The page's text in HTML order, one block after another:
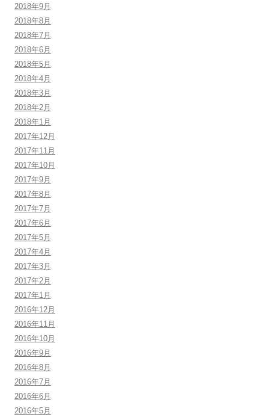
2018年9月
2018年8月
2018年7月
2018年6月
2018年5月
2018年4月
2018年3月
2018年2月
2018年1月
2017年12月
2017年11月
2017年10月
2017年9月
2017年8月
2017年7月
2017年6月
2017年5月
2017年4月
2017年3月
2017年2月
2017年1月
2016年12月
2016年11月
2016年10月
2016年9月
2016年8月
2016年7月
2016年6月
2016年5月